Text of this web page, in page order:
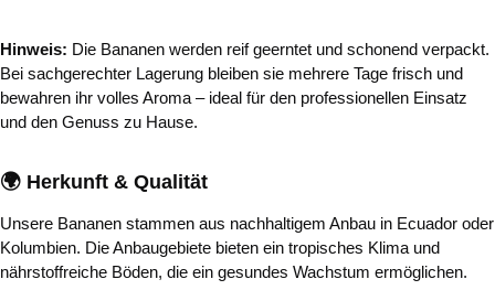
Hinweis: Die Bananen werden reif geerntet und schonend verpackt.
Bei sachgerechter Lagerung bleiben sie mehrere Tage frisch und
bewahren ihr volles Aroma – ideal für den professionellen Einsatz
und den Genuss zu Hause.
🌍 Herkunft & Qualität
Unsere Bananen stammen aus nachhaltigem Anbau in Ecuador oder
Kolumbien. Die Anbaugebiete bieten ein tropisches Klima und
nährstoffreiche Böden, die ein gesundes Wachstum ermöglichen.